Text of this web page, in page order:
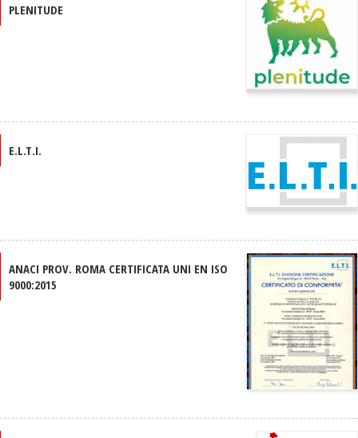
PLENITUDE
E.L.T.I.
ANACI PROV. ROMA CERTIFICATA UNI EN ISO
9000:2015